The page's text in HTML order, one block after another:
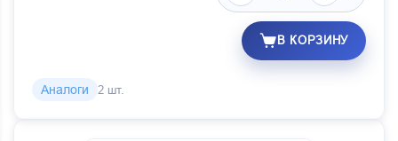
В КОРЗИНУ
Аналоги 2 шт.